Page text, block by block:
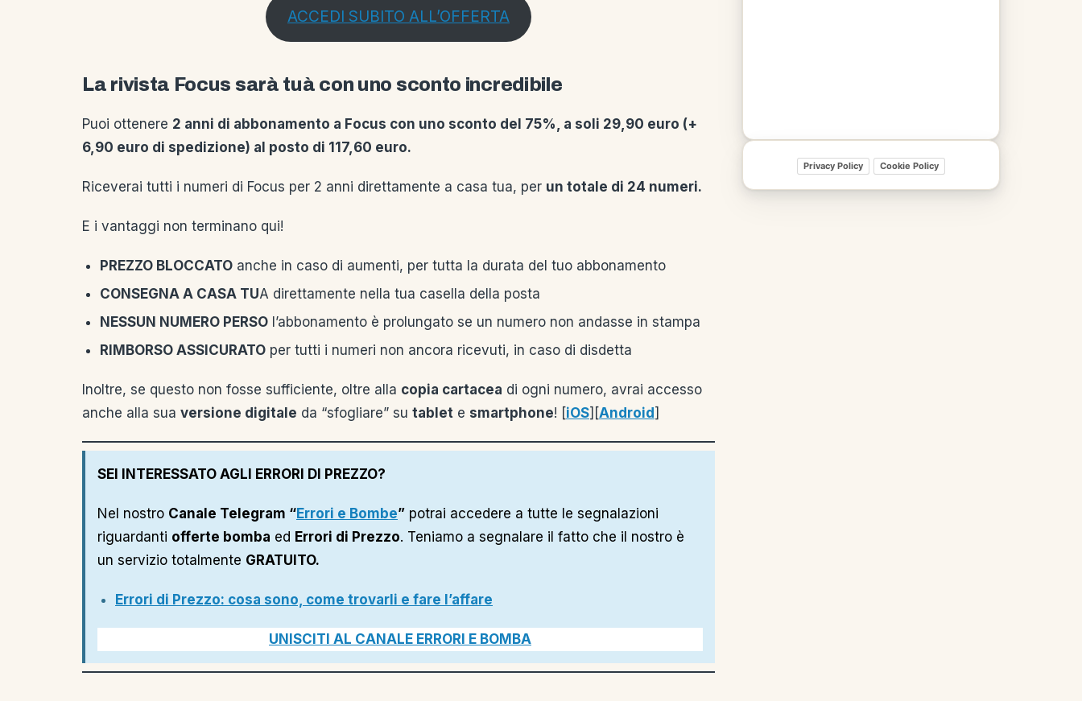
ACCEDI SUBITO ALL’OFFERTA
La rivista Focus sarà tuà con uno sconto incredibile
Puoi ottenere 2 anni di abbonamento a Focus con uno sconto del 75%, a soli 29,90 euro (+
6,90 euro di spedizione) al posto di 117,60 euro.
Riceverai tutti i numeri di Focus per 2 anni direttamente a casa tua, per un totale di 24 numeri.
E i vantaggi non terminano qui!
PREZZO BLOCCATO anche in caso di aumenti, per tutta la durata del tuo abbonamento
CONSEGNA A CASA TUA direttamente nella tua casella della posta
NESSUN NUMERO PERSO l’abbonamento è prolungato se un numero non andasse in stampa
RIMBORSO ASSICURATO per tutti i numeri non ancora ricevuti, in caso di disdetta
Inoltre, se questo non fosse sufficiente, oltre alla copia cartacea di ogni numero, avrai accesso
anche alla sua versione digitale da “sfogliare” su tablet e smartphone! [iOS][Android ]
SEI INTERESSATO AGLI ERRORI DI PREZZO?
Nel nostro Canale Telegram “Errori e Bombe” potrai accedere a tutte le segnalazioni
riguardanti offerte bomba ed Errori di Prezzo. Teniamo a segnalare il fatto che il nostro è
un servizio totalmente GRATUITO.
Errori di Prezzo: cosa sono, come trovarli e fare l’affare
UNISCITI AL CANALE ERRORI E BOMBA
Privacy Policy Cookie Policy